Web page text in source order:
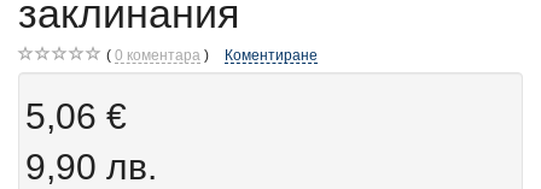
заклинания
0 коментара Коментиране
5,06 €
9,90 лв.